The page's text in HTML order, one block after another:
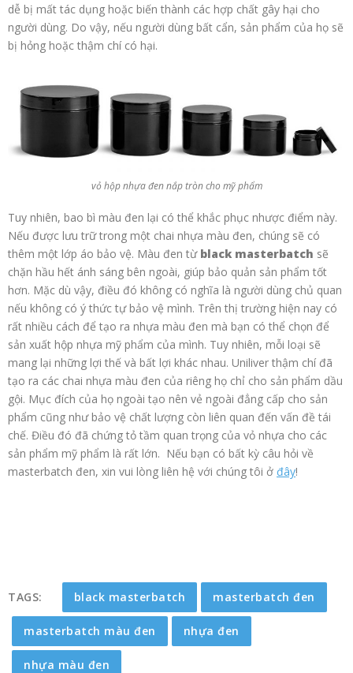
dễ bị mất tác dụng hoặc biến thành các hợp chất gây hại cho
người dùng. Do vậy, nếu người dùng bất cẩn, sản phẩm của họ sẽ
bị hỏng hoặc thậm chí có hại.
vỏ hộp nhựa đen nắp tròn cho mỹ phẩm
Tuy nhiên, bao bì màu đen lại có thể khắc phục nhược điểm này.
Nếu được lưu trữ trong một chai nhựa màu đen, chúng sẽ có
thêm một lớp áo bảo vệ. Màu đen từ black masterbatch sẽ
chặn hầu hết ánh sáng bên ngoài, giúp bảo quản sản phẩm tốt
hơn. Mặc dù vậy, điều đó không có nghĩa là người dùng chủ quan
nếu không có ý thức tự bảo vệ mình. Trên thị trường hiện nay có
rất nhiều cách để tạo ra nhựa màu đen mà bạn có thể chọn để
sản xuất hộp nhựa mỹ phẩm của mình. Tuy nhiên, mỗi loại sẽ
mang lại những lợi thế và bất lợi khác nhau. Uniliver thậm chí đã
tạo ra các chai nhựa màu đen của riêng họ chỉ cho sản phẩm dầu
gội. Mục đích của họ ngoài tạo nên vẻ ngoài đẳng cấp cho sản
phẩm cũng như bảo vệ chất lượng còn liên quan đến vấn đề tái
chế. Điều đó đã chứng tỏ tầm quan trọng của vỏ nhựa cho các
sản phẩm mỹ phẩm là rất lớn. Nếu bạn có bất kỳ câu hỏi về
masterbatch đen, xin vui lòng liên hệ với chúng tôi ở đây!
TAGS: black masterbatch masterbatch đen
masterbatch màu đen nhựa đen
nhựa màu đen